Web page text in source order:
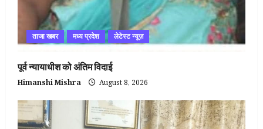
ताजा खबर मध्य प्रदेश लेटेस्ट न्यूज़
पूर्व न्यायाधीश को अंतिम विदाई
Himanshi Mishra August 8, 2026